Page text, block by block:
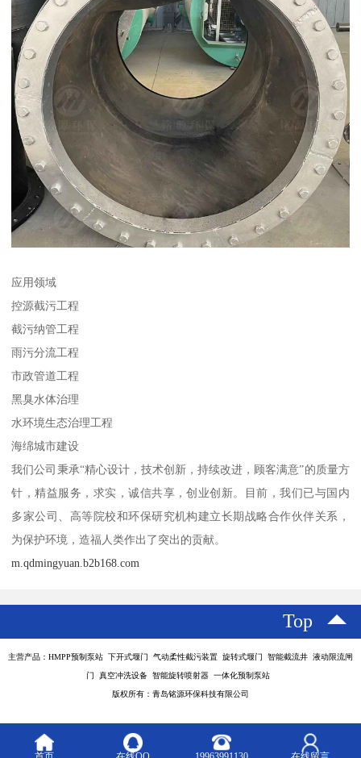
应用领域
控源截污工程
截污纳管工程
雨污分流工程
市政管道工程
黑臭水体治理
水环境生态治理工程
海绵城市建设
我们公司秉承“精心设计，技术创新，持续改进，顾客满意”的质量方
针，精益服务，求实，诚信共享，创业创新。目前，我们已与国内
多家公司、高等院校和环保研究机构建立长期战略合作伙伴关系，
为保护环境，造福人类作出了突出的贡献。
m.qdmingyuan.b2b168.com
Top
主营产品：HMPP预制泵站 下开式堰门 气动柔性截污装置 旋转式堰门 智能截流井 液动限流闸
门 真空冲洗设备 智能旋转喷射器 一体化预制泵站
版权所有：青岛铭源环保科技有限公司